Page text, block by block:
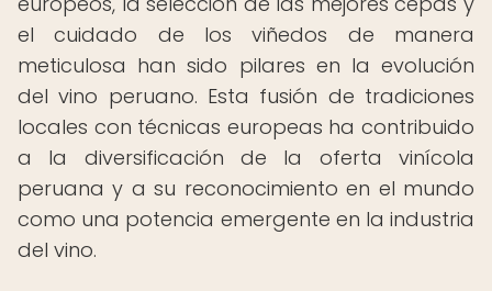
el cuidado de los viñedos de manera
meticulosa han sido pilares en la evolución
del vino peruano. Esta fusión de tradiciones
locales con técnicas europeas ha contribuido
a la diversificación de la oferta vinícola
peruana y a su reconocimiento en el mundo
como una potencia emergente en la industria
del vino.